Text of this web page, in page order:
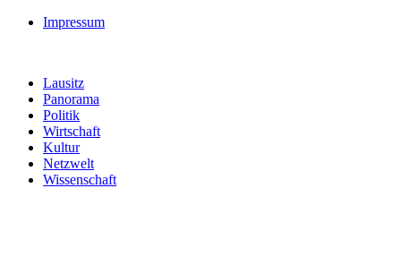
Impressum
Lausitz
Panorama
Politik
Wirtschaft
Kultur
Netzwelt
Wissenschaft